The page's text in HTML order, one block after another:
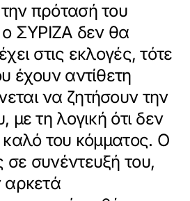
πρότασή του
ο ΣΥΡΙΖΑ δεν θα
στις εκλογές, τότε
έχουν αντίθετη
να ζητήσουν την
με τη λογική ότι δεν
καλό του κόμματος. Ο
συνέντευξή του,
αρκετά